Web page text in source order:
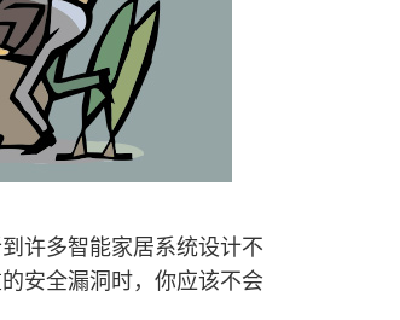
许多智能家居系统设计不
安全漏洞时，你应该不会